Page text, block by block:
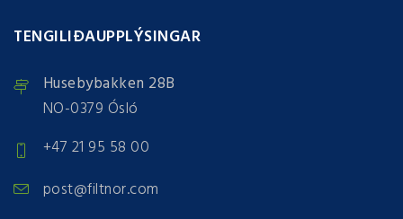
TENGILIÐAUPPLÝSINGAR
Husebybakken 28B
NO-0379 Ósló
+47 21 95 58 00
post@filtnor.com